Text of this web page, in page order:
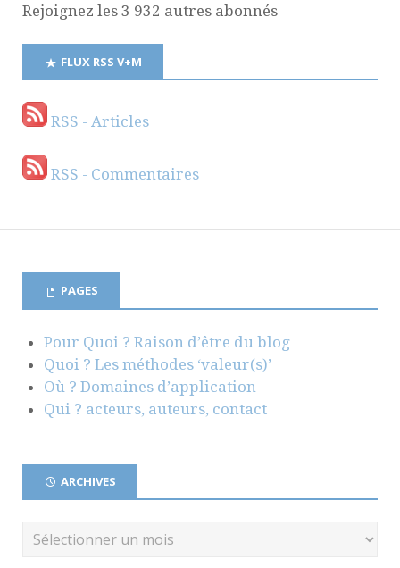
Rejoignez les 3 932 autres abonnés
FLUX RSS V+M
RSS - Articles
RSS - Commentaires
PAGES
Pour Quoi ? Raison d’être du blog
Quoi ? Les méthodes ‘valeur(s)’
Où ? Domaines d’application
Qui ? acteurs, auteurs, contact
ARCHIVES